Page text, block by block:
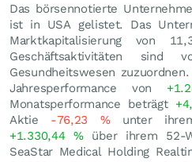
Das börsennotierte
ist in USA gelistet. Das
Marktkapitalisierung von
Geschäftsaktivitäten sind
Gesundheitswesen
Jahresperformance von
Monatsperformance beträgt
Aktie -76,23 %unter
+1.330,44%über ihrem 52-
SeaStar Medical Holding